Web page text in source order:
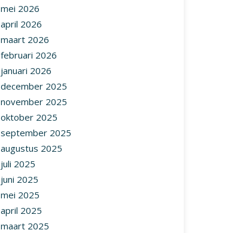
mei 2026
april 2026
maart 2026
februari 2026
januari 2026
december 2025
november 2025
oktober 2025
september 2025
augustus 2025
juli 2025
juni 2025
mei 2025
april 2025
maart 2025